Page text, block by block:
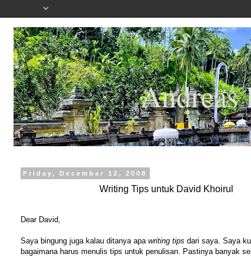
.
Andreas
Friday, December 12, 2008
Writing Tips untuk David Khoirul
Dear David,
Saya bingung juga kalau ditanya apa writing tips dari saya. Saya
bagaimana harus menulis tips untuk penulisan. Pastinya banyak